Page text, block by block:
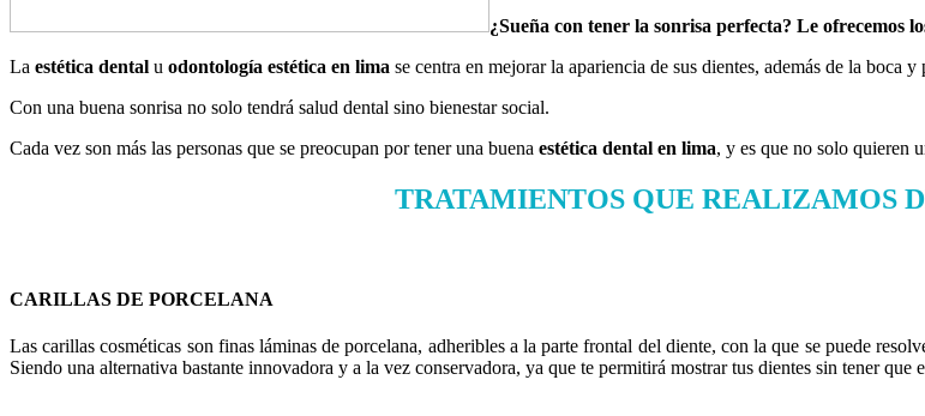
¿Sueña con tener la sonrisa perfecta? Le ofrecemos
La estética dental u odontología estética en lima se centra en mejorar la apariencia de sus dientes, además de la boca
Con una buena sonrisa no solo tendrá salud dental sino bienestar social.
Cada vez son más las personas que se preocupan por tener una buena estética dental en lima, y es que no solo quieren
TRATAMIENTOS QUE REALIZAMOS
CARILLAS DE PORCELANA
Las carillas cosméticas son finas láminas de porcelana, adheribles a la parte frontal del diente, con la que se puede
Siendo una alternativa bastante innovadora y a la vez conservadora, ya que te permitirá mostrar tus dientes sin tener que